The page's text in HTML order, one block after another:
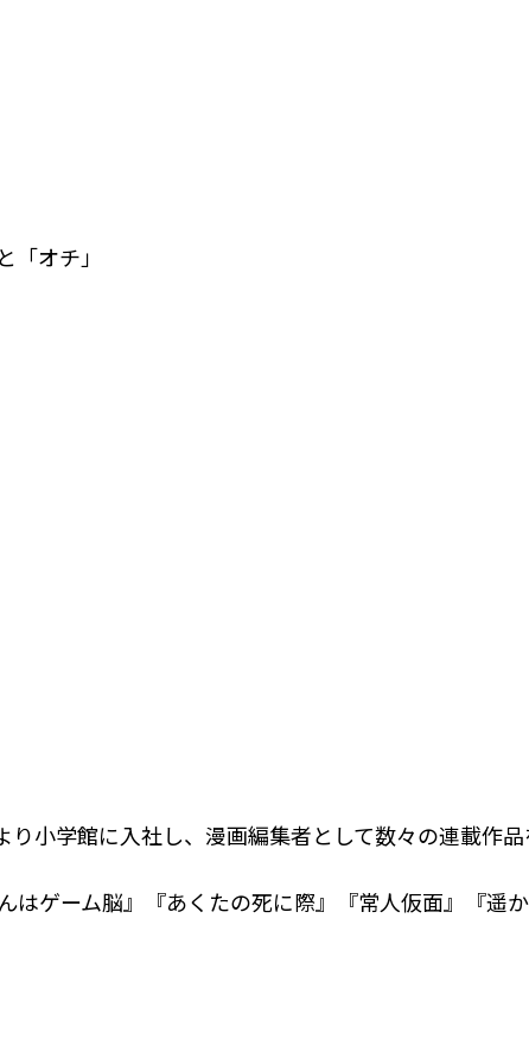
「オチ」
小学館に入社し、漫画編集者として数々の連載作品
はゲーム脳』『あくたの死に際』『常人仮面』『遥